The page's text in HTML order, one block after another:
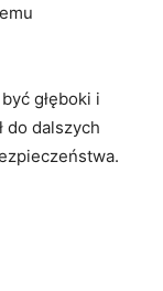
głęboki i
​do dalszych